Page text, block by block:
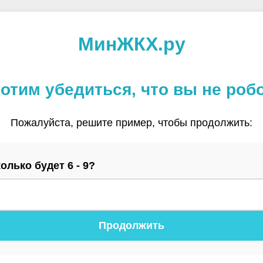
МинЖКХ.ру
убедиться, что вы не
Пожалуйста, решите пример, чтобы продолжить:
будет 6 - 9?
Продолжить